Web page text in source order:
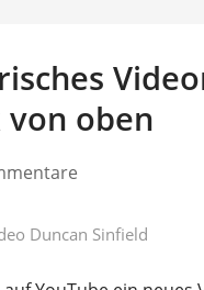
oben
Duncan Sinfield